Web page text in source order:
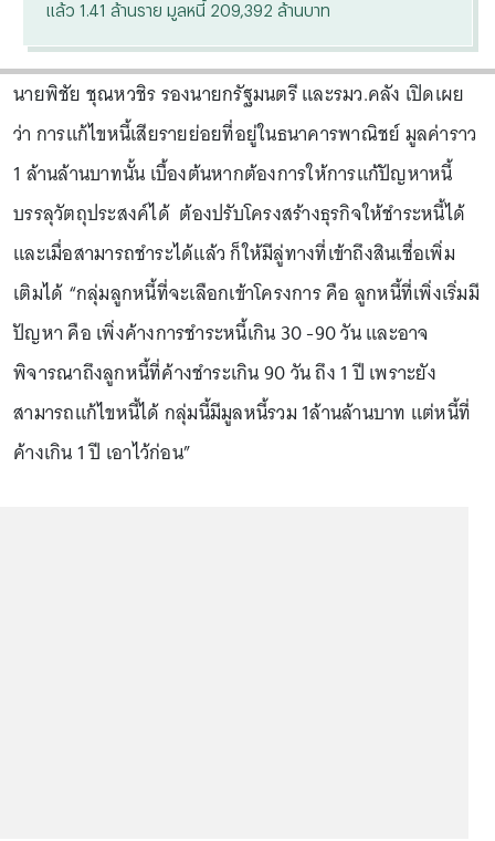
แล้ว 1.41 ล้านราย มูลหนี้ 209,392 ล้านบาท
นายพิชัย ชุณหวชิร รองนายกรัฐมนตรี และรมว.คลัง เปิดเผย
ว่า การแก้ไขหนี้เสียรายย่อยที่อยู่ในธนาคารพาณิชย์ มูลค่าราว
1 ล้านล้านบาทนั้น เบื้องต้นหากต้องการให้การแก้ปัญหาหนี้
บรรลุวัตถุประสงค์ได้ ต้องปรับโครงสร้างธุรกิจให้ชำระหนี้ได้
และเมื่อสามารถชำระได้แล้ว ก็ให้มีลู่ทางที่เข้าถึงสินเชื่อเพิ่ม
เติมได้ “กลุ่มลูกหนี้ที่จะเลือกเข้าโครงการ คือ ลูกหนี้ที่เพิ่งเริ่มมี
ปัญหา คือ เพิ่งค้างการชำระหนี้เกิน 30 -90 วัน และอาจ
พิจารณาถึงลูกหนี้ที่ค้างชำระเกิน 90 วัน ถึง 1 ปี เพราะยัง
สามารถแก้ไขหนี้ได้ กลุ่มนี้มีมูลหนี้รวม 1ล้านล้านบาท แต่หนี้ที่
ค้างเกิน 1 ปี เอาไว้ก่อน”